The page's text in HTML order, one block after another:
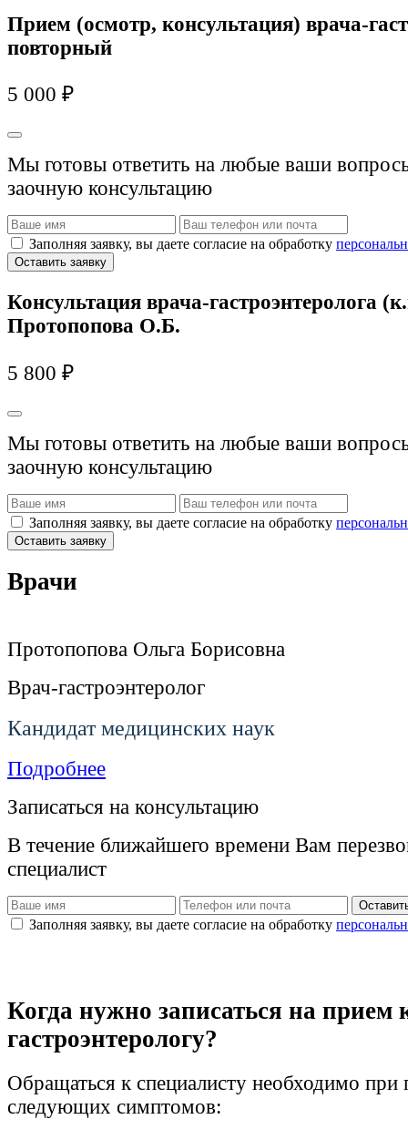
Прием (осмотр, консультация) врача-
повторный
5 000 ₽
Мы готовы ответить на любые ваши
заочную консультацию
Заполняя заявку, вы даете согласие на обработку
Оставить заявку
Консультация врача-гастроэнтеролога
Протопопова О.Б.
5 800 ₽
Мы готовы ответить на любые ваши
заочную консультацию
Заполняя заявку, вы даете согласие на обработку
Оставить заявку
Врачи
Протопопова Ольга Борисовна
Врач-гастроэнтеролог
Кандидат медицинских наук
Подробнее
Записаться на консультацию
В течение ближайшего времени Вам
специалист
Заполняя заявку, вы даете согласие на обработку
Когда нужно записаться на прием
гастроэнтерологу?
Обращаться к специалисту необходимо при
следующих симптомов: